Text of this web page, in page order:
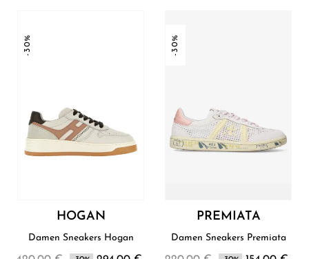
-30%
HOGAN
Damen Sneakers Hogan
-30%
PREMIATA
Damen Sneakers Premiata